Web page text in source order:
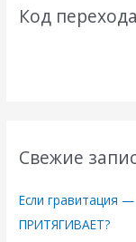
Код
Свежие
Если гравитация
ПРИТЯГИВАЕТ?